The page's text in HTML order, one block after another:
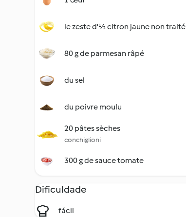
le zeste d'½ citron jaune non traité
80 g de parmesan râpé
du sel
du poivre moulu
20 pâtes sèches
conchiglioni
300 g de sauce tomate
Dificuldade
fácil